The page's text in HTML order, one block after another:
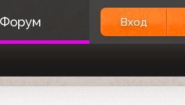
Форум Вход